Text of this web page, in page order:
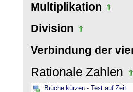
Multiplikation
Division
Verbindung der
Rationale Zahlen
Brüche kürzen - Test auf Zeit